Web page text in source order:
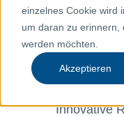
einzelnes Cookie wird
um daran zu erinnern,
werden möchten.
Akzeptieren
Startseite
Innovative